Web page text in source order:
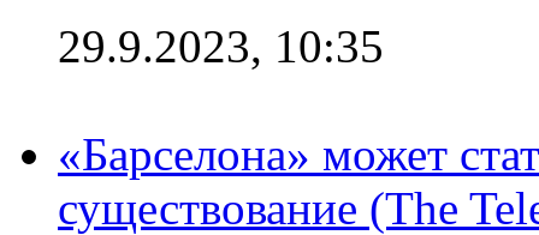
29.9.2023, 10:35
«Барселона» может
существование (The